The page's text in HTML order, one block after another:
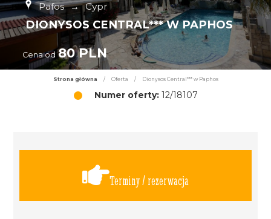
Pafos → Cypr
DIONYSOS CENTRAL*** W PAPHOS
Cena od 80 PLN
Strona główna / Oferta / Dionysos Central*** w Paphos
Numer oferty:12/18107
Terminy / rezerwacja